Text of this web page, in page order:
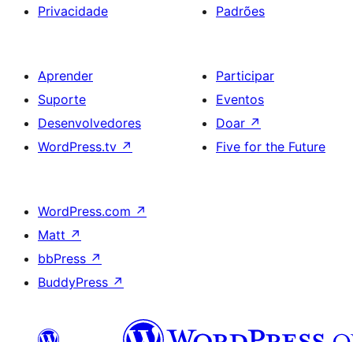
Privacidade
Padrões
Aprender
Suporte
Desenvolvedores
WordPress.tv ↗
Participar
Eventos
Doar ↗
Five for the Future
WordPress.com ↗
Matt ↗
bbPress ↗
BuddyPress ↗